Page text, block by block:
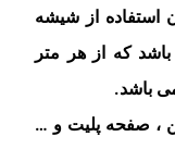
استفاده از شیشه
که از هر متر
، صفحه پلیت و …